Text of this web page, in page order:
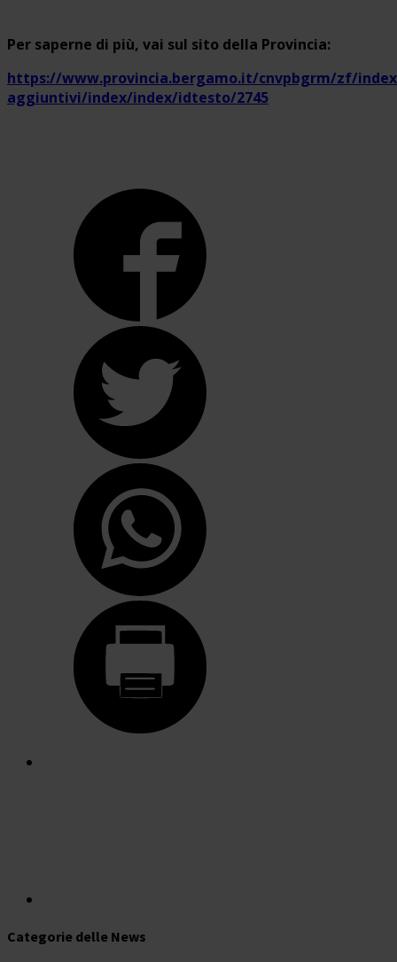
Per saperne di più, vai sul sito della Provincia:
https://www.provincia.bergamo.it/cnvpbgrm/zf/
aggiuntivi/index/index/idtesto/2745
Categorie delle News